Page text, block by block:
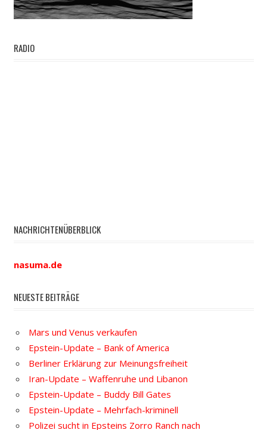
RADIO
NACHRICHTENÜBERBLICK
nasuma.de
NEUESTE BEITRÄGE
Mars und Venus verkaufen
Epstein-Update – Bank of America
Berliner Erklärung zur Meinungsfreiheit
Iran-Update – Waffenruhe und Libanon
Epstein-Update – Buddy Bill Gates
Epstein-Update – Mehrfach-kriminell
Polizei sucht in Epsteins Zorro Ranch nach